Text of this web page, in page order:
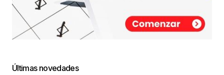
Últimas novedades